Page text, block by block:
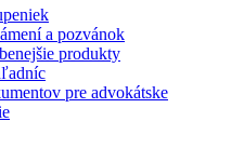
a pozvánok
produkty
pre advokátske